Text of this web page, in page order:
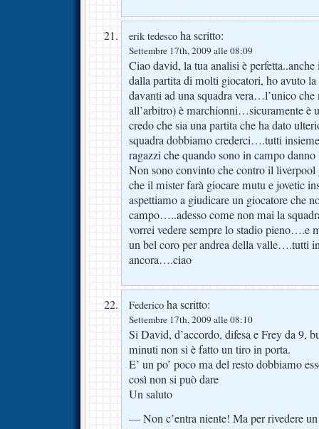
erik tedesco ha scritto:
Settembre 17th, 2009 alle 08:09
Ciao david, la tua analisi è
dalla partita di molti giocatori, ho avuto la
davanti ad una squadra vera…l’unico
all’arbitro) è marchionni…sicuramente è
credo che sia una partita che ha dato
squadra dobbiamo crederci….tutti
ragazzi che quando sono in campo danno
Non sono convinto che contro il liverpool
che il mister farà giocare mutu e jovetic
aspettiamo a giudicare un giocatore che
campo…..adesso come non mai la
vorrei vedere sempre lo stadio pieno….e
un bel coro per andrea della valle….tutti
ancora….ciao
Federico ha scritto:
Settembre 17th, 2009 alle 08:10
Si David, d’accordo, difesa e Frey da 9,
minuti non si è fatto un tiro in porta.
E’ un po’ poco ma del resto dobbiamo
così non si può dare
Un saluto
— Non c’entra niente! Ma per rivedere